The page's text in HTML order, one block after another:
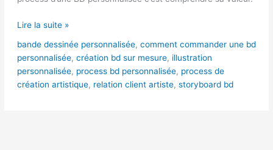
livraison
Lire la suite »
bande dessinée personnalisée, comment commander une bd
personnalisée, création bd sur mesure, illustration
personnalisée, process bd personnalisée, process de
création artistique, relation client artiste, storyboard bd